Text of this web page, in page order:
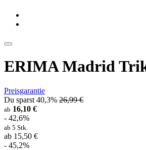
ERIMA Madrid
Preisgarantie
Du sparst 40,3% 26,99 €
ab 16,10 €
- 42,6%
ab 5 Stk.
ab 15,50 €
- 45,2%